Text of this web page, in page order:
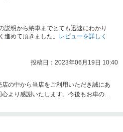
説明から納車までとても迅速にわかり
進めて頂きました。 レビューを詳しく
投稿日：2023年06月19日 10:40
の中から当店をご利用いただき誠にあ
より感謝いたします。今後もお車のこ